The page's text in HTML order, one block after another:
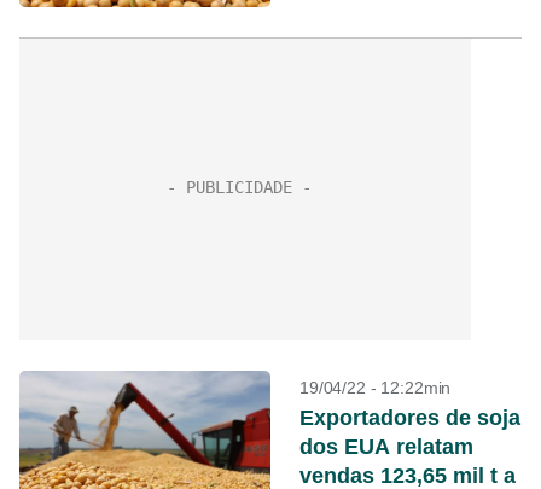
19/04/22 - 12:22min
Exportadores de soja
dos EUA relatam
vendas 123,65 mil t a